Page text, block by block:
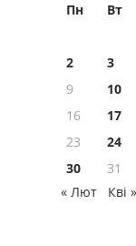
Пн Вт
2
3
9
10
16
17
23
24
30
31
« Лют
Кві »